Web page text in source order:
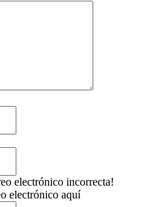
electrónico incorrecta!
electrónico aquí